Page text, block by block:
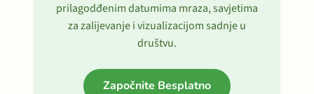
prilagodđenim datumima mraza, savjetima
za zalijevanje i vizualizacijom sadnje u
društvu.
Započnite Besplatno